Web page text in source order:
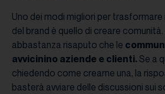
Uno dei modi migliori per
del brand è quello di creare comunità.
abbastanza risaputo che le
avvicinino aziende e clienti.Se a
chiedendo come crearne una, la
basterà avviare delle discussioni sui